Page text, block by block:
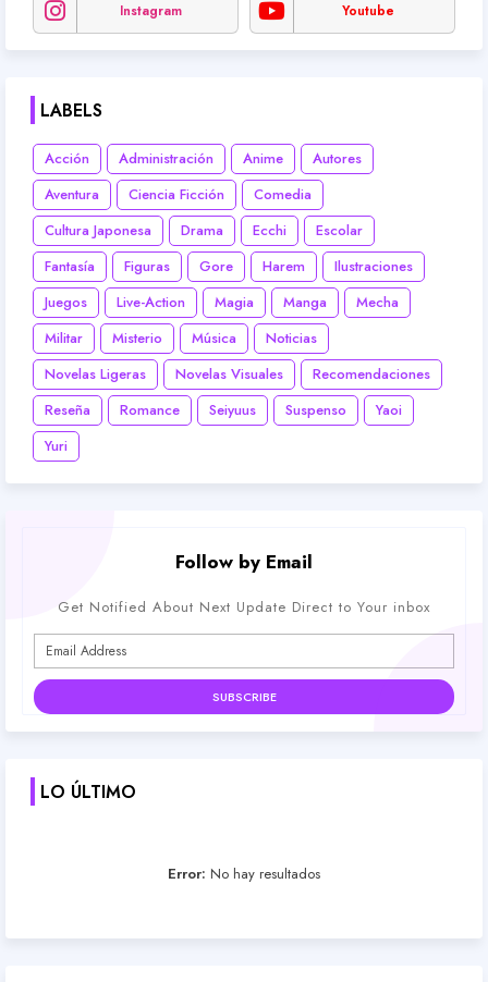
Instagram Youtube
LABELS
Acción Administración Anime
Autores
Aventura
Ciencia Ficción
Comedia
Cultura Japonesa
Drama Ecchi
Escolar
Fantasía
Figuras Gore Harem
Ilustraciones
Juegos
Live-Action Magia Manga
Mecha
Militar
Misterio Música
Noticias
Novelas Ligeras
Novelas Visuales
Recomendaciones
Reseña
Romance Seiyuus Suspenso
Yaoi
Yuri
Follow by Email
Get Notified About Next Update Direct to Your inbox
LO ÚLTIMO
Error: No hay resultados